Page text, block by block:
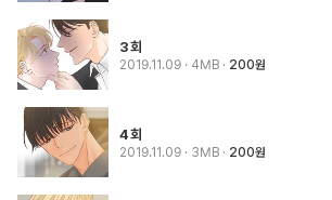
3회
2019.11.09 · 4MB 200원
4회
2019.11.09 · 3MB 200원